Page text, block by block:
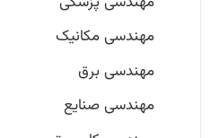
مهندسی مکانیک
مهندسی برق
مهندسی صنایع